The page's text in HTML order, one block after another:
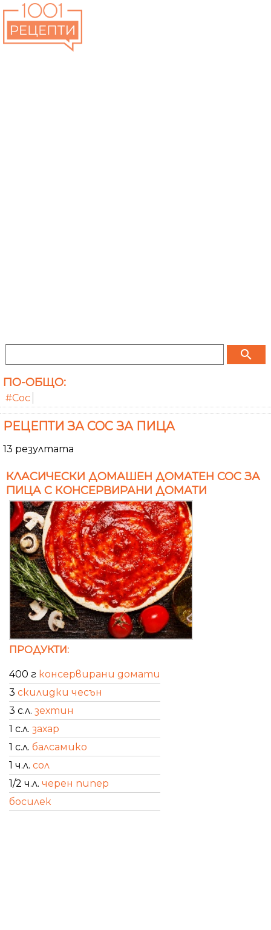
search
ПО-ОБЩО:
#Сос
РЕЦЕПТИ ЗА СОС ЗА ПИЦА
13 резултата
КЛАСИЧЕСКИ ДОМАШЕН ДОМАТЕН СОС ЗА
ПИЦА С КОНСЕРВИРАНИ ДОМАТИ
ПРОДУКТИ:
400 г консервирани домати
3 скилидки чесън
3 с.л. зехтин
1 с.л. захар
1 с.л. балсамико
1 ч.л. сол
1/2 ч.л. черен пипер
босилек